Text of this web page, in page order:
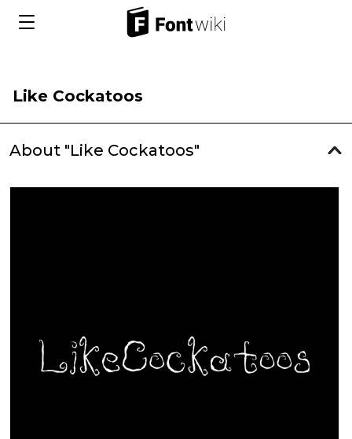
Like Cockatoos
About "Like Cockatoos"